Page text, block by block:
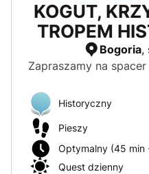
Województwo
Dolnośląskie
Kujawsko-pomorskie
Łódzkie
Lubelskie
Lubuskie
Małopolskie
KOGUT,
TROPEM
Bogoria,
Zapraszamy na
Historyczny
Pieszy
Optymalny (45 min
Quest dzienny